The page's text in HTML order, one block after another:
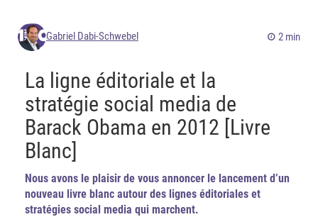
Gabriel Dabi-Schwebel 2 min
La ligne éditoriale et la
stratégie social media de
Barack Obama en 2012 [Livre
Blanc]
Nous avons le plaisir de vous annoncer le lancement d’un
nouveau livre blanc autour des lignes éditoriales et
stratégies social media qui marchent.